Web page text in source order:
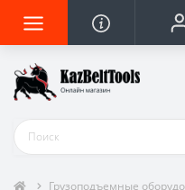
Грузоподъемные